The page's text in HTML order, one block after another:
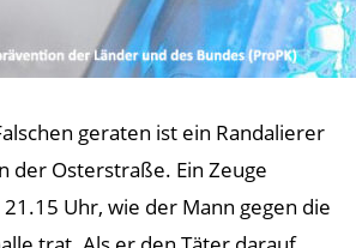
geraten ist ein Randalierer
der Osterstraße. Ein Zeuge
Uhr, wie der Mann gegen die